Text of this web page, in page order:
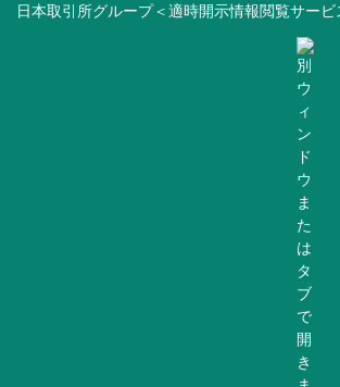
日本取引所グループ＜適時開示情報閲覧サービ